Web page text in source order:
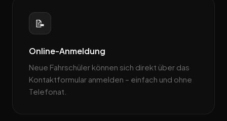
📝
Online-Anmeldung
Neue Fahrschüler können sich direkt über das
Kontaktformular anmelden – einfach und ohne
Telefonat.